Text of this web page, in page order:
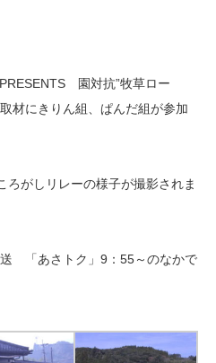
園対抗”牧草ロー
材にきりん組、ぱんだ組が参加
ろがしリレーの様子が撮影されま
「あさトク」9：55～のなかで